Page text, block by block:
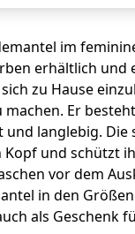
im
erhältlich und
zu Hause
Er
und langlebig. Die
Kopf und schützt
vor dem
in den Größen
als Geschenk